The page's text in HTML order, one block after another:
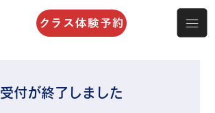
クラス体験予約
受付が終了しました